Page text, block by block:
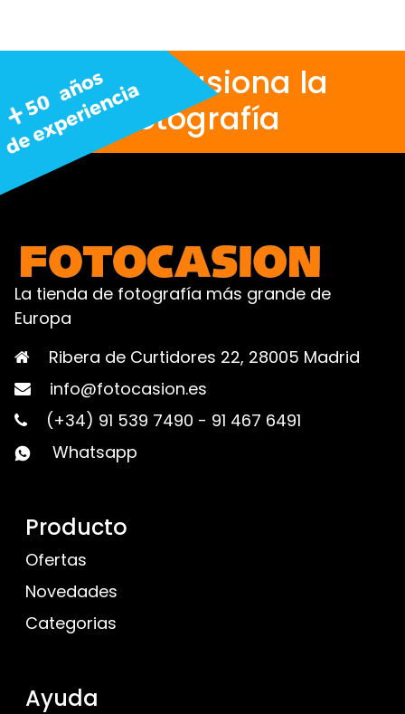
Nos apasiona la
fotografía
La tienda de fotografía más grande de
Europa
Ribera de Curtidores 22, 28005 Madrid
info@fotocasion.es
(+34) 91 539 7490 - 91 467 6491
Whatsapp
Producto
Ofertas
Novedades
Categorias
Ayuda